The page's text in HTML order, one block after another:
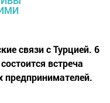
связи с Турцией. 6
встреча
предпринимателей.